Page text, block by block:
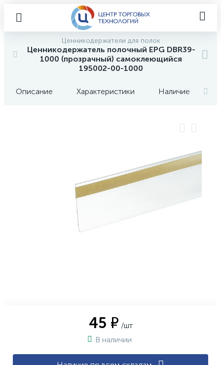
Ценникодержатели для полок
Ценникодержатель полочный EPG DBR39-
1000 (прозрачный) самоклеющийся
195002-00-1000
Описание Характеристики Наличие
45 ₽ /шт
В наличии